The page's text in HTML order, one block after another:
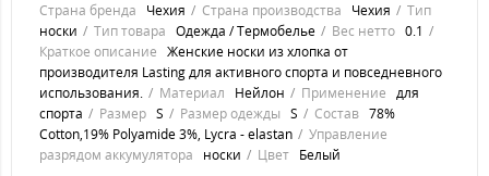
Страна бренда Чехия Страна производства Чехия
Тип
носки
Тип товара Одежда / Термобелье Вес нетто 0.1
Краткое описание Женские носки из хлопка от
производителя Lasting для активного спорта и повседневного
использования.
Материал Нейлон Применение для
спорта
Размер S Размер одежды S Состав 78%
Cotton,19% Polyamide 3%, Lycra - elastan
Управление
разрядом аккумулятора
носки Цвет Белый